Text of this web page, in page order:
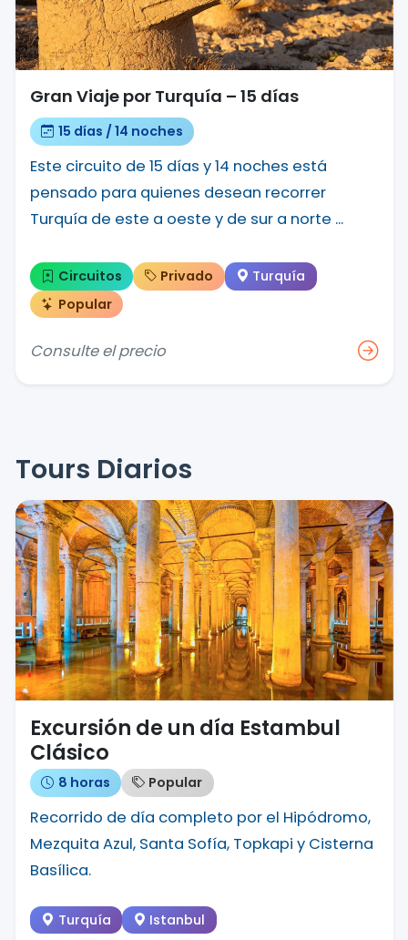
Gran Viaje por Turquía – 15 días
15 días / 14 noches
Este circuito de 15 días y 14 noches está
pensado para quienes desean recorrer
Turquía de este a oeste y de sur a norte ...
Circuitos Privado
Turquía
Popular
Consulte el precio
Tours Diarios
Excursión de un día Estambul
Clásico
8 horas Popular
Recorrido de día completo por el Hipódromo,
Mezquita Azul, Santa Sofía, Topkapi y Cisterna
Basílica.
Turquía Istanbul